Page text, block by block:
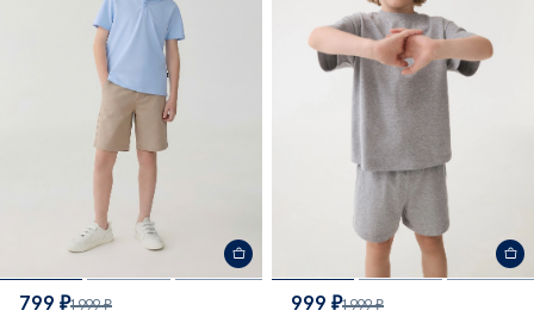
799 ₽1 999 ₽
999 ₽1 999 ₽